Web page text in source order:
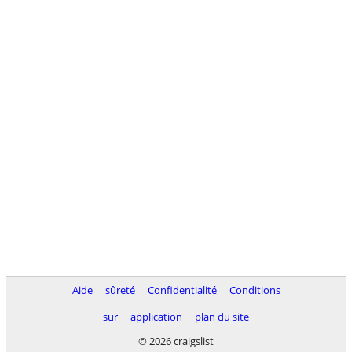
Aide sûreté Confidentialité
Conditions
sur
application
plan du site
© 2026 craigslist